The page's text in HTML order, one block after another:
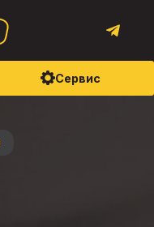
Сервис